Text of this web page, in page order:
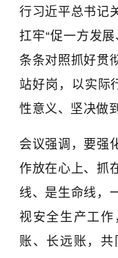
行习近平总书记
扛牢“促一方发
条条对照抓好贯
站好岗，以实际
性意义、坚决做
会议强调，要强
作放在心上、抓
线、是生命线，
视安全生产工
账、长远账，